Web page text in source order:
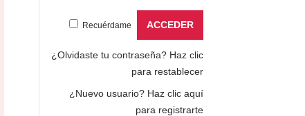
Recuérdame
¿Olvidaste tu contraseña? Haz clic
para restablecer
¿Nuevo usuario? Haz clic aquí
para registrarte